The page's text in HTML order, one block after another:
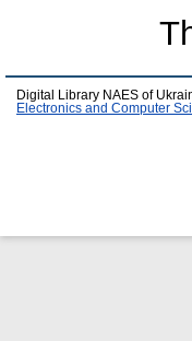
Digital Library NAES of
Electronics and Computer